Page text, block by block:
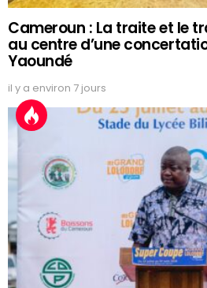
Cameroun : La traite et le
au centre d’une
Yaoundé
il y a environ 7 jours